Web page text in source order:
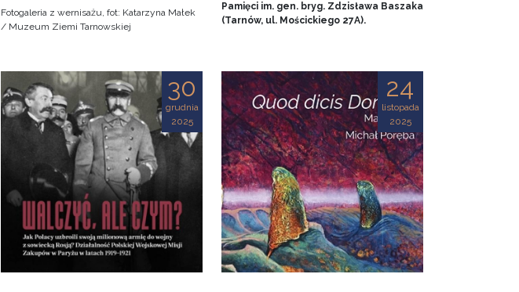
Fotogaleria z wernisażu, fot: Katarzyna Małek
/ Muzeum Ziemi Tarnowskiej
Pamięci im. gen. bryg. Zdzisława Baszaka
(Tarnów, ul. Mościckiego 27A).
30
grudnia
2025
24
listopada
2025